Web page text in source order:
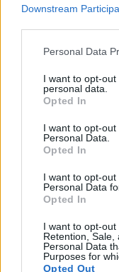
Downstream
Please note that this
not limited to your
grant or deny
use your data for
consent section.
Personal Data
I want to opt-
personal data.
Opted In
I want to opt-
Personal Data.
Opted In
I want to opt-
Personal Data
Opted In
I want to opt-out
Retention, Sale,
Personal Data
Purposes for
Opted Out
L’iPhone 7 ne
Apple Watch
IPHONE 7